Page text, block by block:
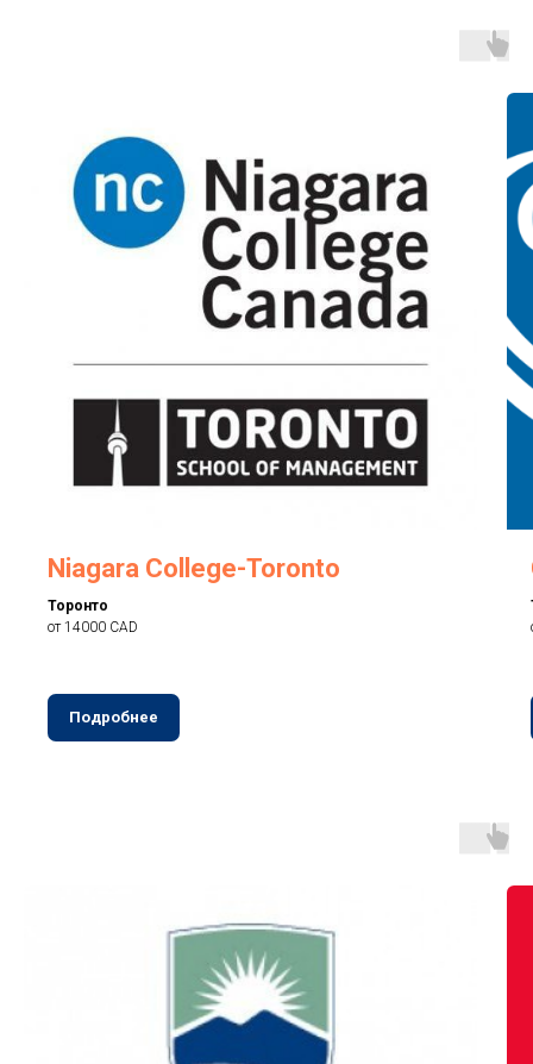
Niagara College-Toronto
Торонто
от 14000 CAD
Подробнее